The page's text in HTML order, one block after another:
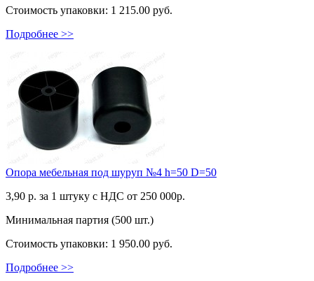
Стоимость упаковки: 1 215.00 руб.
Подробнее >>
Опора мебельная под шуруп №4 h=50 D=50
3,90 р. за 1 штуку c НДС от 250 000р.
Минимальная партия (500 шт.)
Стоимость упаковки: 1 950.00 руб.
Подробнее >>